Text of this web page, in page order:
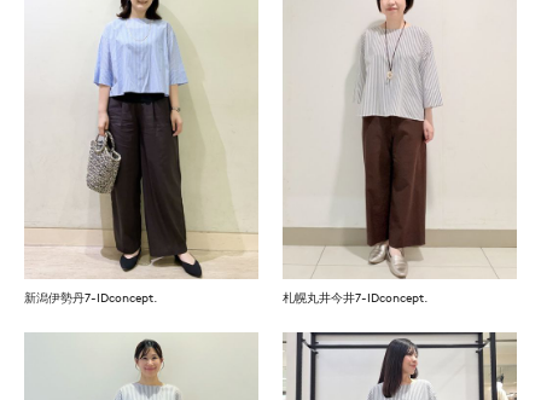
新潟伊勢丹7-IDconcept. 札幌丸井今井7-IDconcept.